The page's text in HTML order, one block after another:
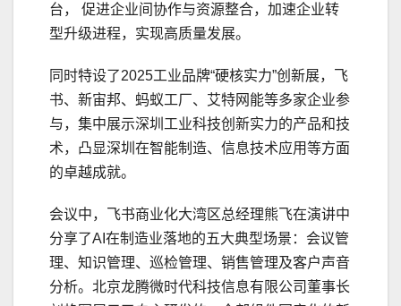
台， 促进企业间协作与资源整合，加速企业转
型升级进程，实现高质量发展。
同时特设了2025工业品牌“硬核实力”创新展，飞
书、新宙邦、蚂蚁工厂、艾特网能等多家企业参
与，集中展示深圳工业科技创新实力的产品和技
术，凸显深圳在智能制造、信息技术应用等方面
的卓越成就。
会议中，飞书商业化大湾区总经理熊飞在演讲中
分享了AI在制造业落地的五大典型场景：会议管
理、知识管理、巡检管理、销售管理及客户声音
分析。北京龙腾微时代科技信息有限公司董事长